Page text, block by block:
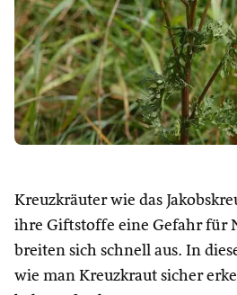
Kreuzkräuter wie das
ihre Giftstoffe eine Gefahr für
breiten sich schnell aus. In
wie man Kreuzkraut sicher